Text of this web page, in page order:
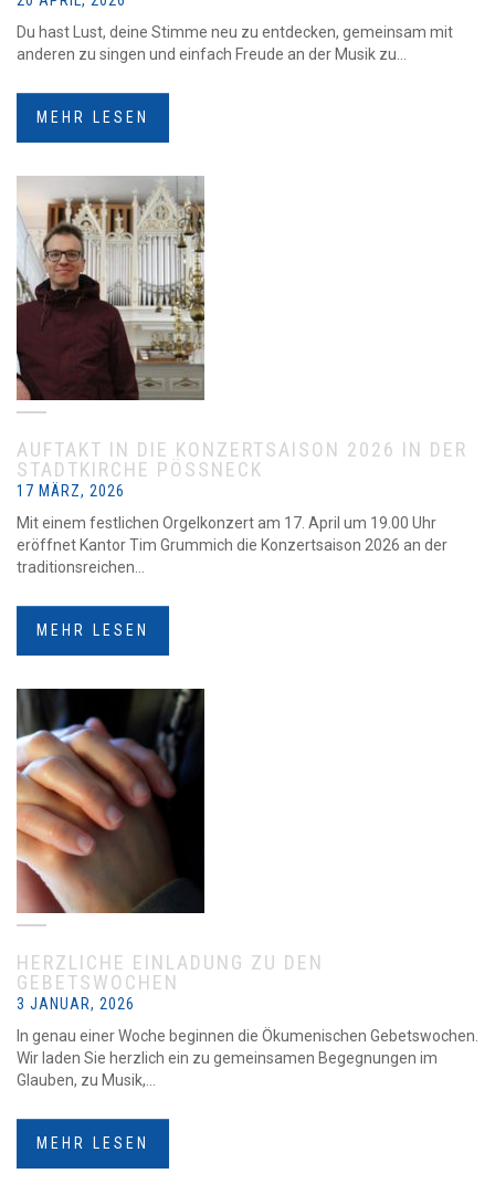
Du hast Lust, deine Stimme neu zu entdecken, gemeinsam mit
anderen zu singen und einfach Freude an der Musik zu...
MEHR LESEN
AUFTAKT IN DIE KONZERTSAISON 2026 IN DER
STADTKIRCHE PÖSSNECK
17 MÄRZ, 2026
Mit einem festlichen Orgelkonzert am 17. April um 19.00 Uhr
eröffnet Kantor Tim Grummich die Konzertsaison 2026 an der
traditionsreichen...
MEHR LESEN
HERZLICHE EINLADUNG ZU DEN
GEBETSWOCHEN
3 JANUAR, 2026
In genau einer Woche beginnen die Ökumenischen Gebetswochen.
Wir laden Sie herzlich ein zu gemeinsamen Begegnungen im
Glauben, zu Musik,...
MEHR LESEN